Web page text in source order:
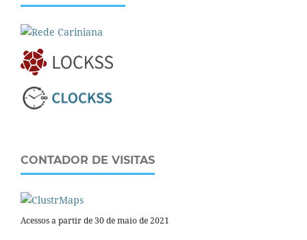
CONTADOR DE VISITAS
Acessos a partir de 30 de maio de 2021